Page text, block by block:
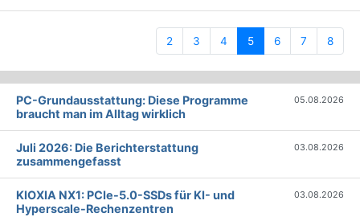
2 3 4 5(current)
6 7 8
PC-Grundausstattung: Diese Programme
braucht man im Alltag wirklich
05.08.2026
Juli 2026: Die Bericht­erstattung
zusammengefasst
03.08.2026
KIOXIA NX1: PCIe-5.0-SSDs für KI- und
Hyperscale-Rechenzentren
03.08.2026